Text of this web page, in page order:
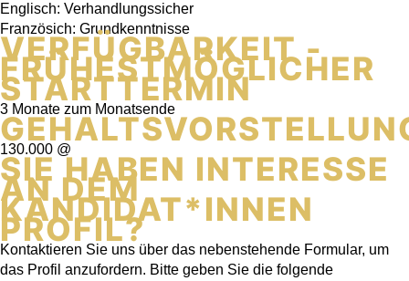
Englisch: Verhandlungssicher
Französich: Grundkenntnisse
VERFÜGBARKEIT -
FRÜHESTMÖGLICHER
STARTTERMIN
3 Monate zum Monatsende
130.000 @
SIE HABEN INTERESSE
AN DEM
KANDIDAT*INNEN
PROFIL?
Kontaktieren Sie uns über das nebenstehende Formular, um
das Profil anzufordern. Bitte geben Sie die folgende